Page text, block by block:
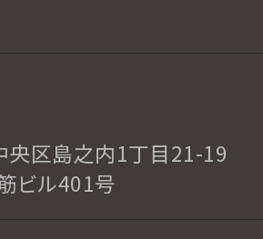
央区島之内1丁目21-19
ビル401号